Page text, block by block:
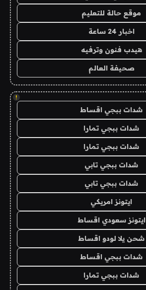
موقع حالة للتعليم
اخبار 24 ساعة
هيدب فنون وترفيه
صحيفة العالم
!
شدات ببجي اقساط
شدات ببجي تمارا
شدات ببجي تمارا
شدات ببجي تابي
شدات ببجي تابي
ايتونز امريكي
ايتونز سعودي اقساط
شحن يلا لودو اقساط
شدات ببجي اقساط
شدات ببجي تمارا